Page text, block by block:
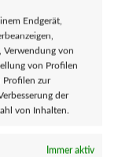
Endgerät,
Verwendung von
von Profilen
Profilen zur
der
von Inhalten.
Immer aktiv